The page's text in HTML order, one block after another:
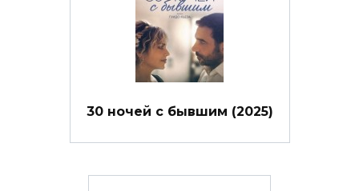
30 ночей с бывшим (2025)